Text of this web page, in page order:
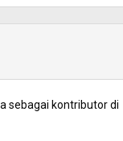
sebagai kontributor di